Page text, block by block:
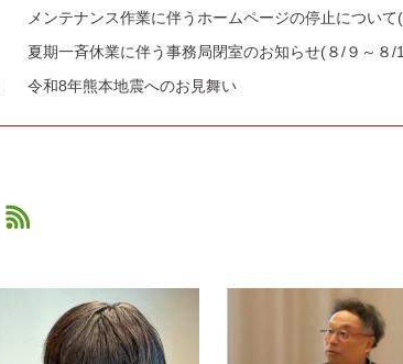
メンテナンス作業に伴うホームページの停止につい
夏期一斉休業に伴う事務局閉室のお知らせ(８/９～８/
令和8年熊本地震へのお見舞い